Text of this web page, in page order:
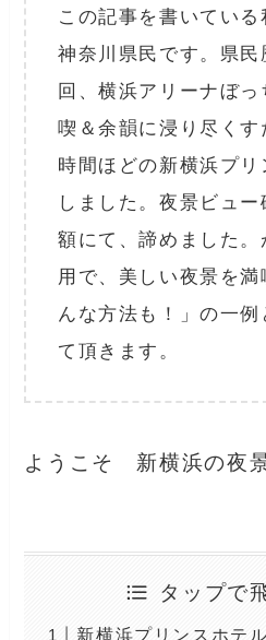
この記事を書いてい
神奈川県民です。県民
回、横浜アリーナぼ
喫＆余韻に浸り尽く
時間ほどの新横浜プ
しました。夜景ビュ
額にて、諦めました。
用で、美しい夜景を満
んな方法も！」の一
て頂きます。
ようこそ 新横浜の夜景
タップで
新横浜プリンスホテ